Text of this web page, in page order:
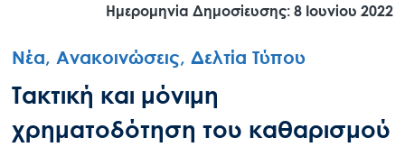
Ημερομηνία Δημοσίευσης: 8 Ιουνίου 2022
Νέα, Ανακοινώσεις, Δελτία Τύπου
Τακτική και μόνιμη
χρηματοδότηση του καθαρισμού